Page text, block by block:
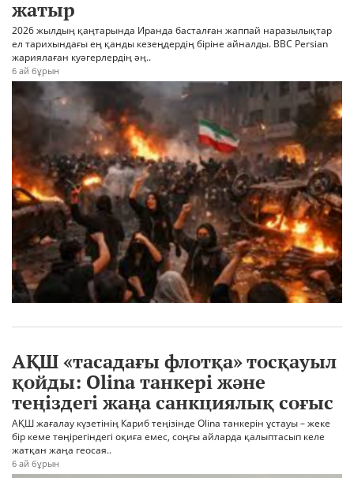
жатыр
2026 жылдың қаңтарында Иранда басталған жаппай наразылықтар
ел тарихындағы ең қанды кезеңдердің біріне айналды. BBC Persian
жариялаған куәгерлердің әң..
6 ай бұрын
АҚШ «тасадағы флотқа» тосқауыл
қойды: Olina танкері және
теңіздегі жаңа санкциялық соғыс
АҚШ жағалау күзетінің Кариб теңізінде Olina танкерін ұстауы – жеке
бір кеме төңірегіндегі оқиға емес, соңғы айларда қалыптасып келе
жатқан жаңа геосая..
6 ай бұрын